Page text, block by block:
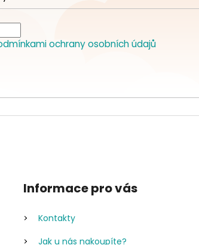
ochrany osobních údajů
Informace pro vás
Kontakty
Jak u nás nakoupíte?